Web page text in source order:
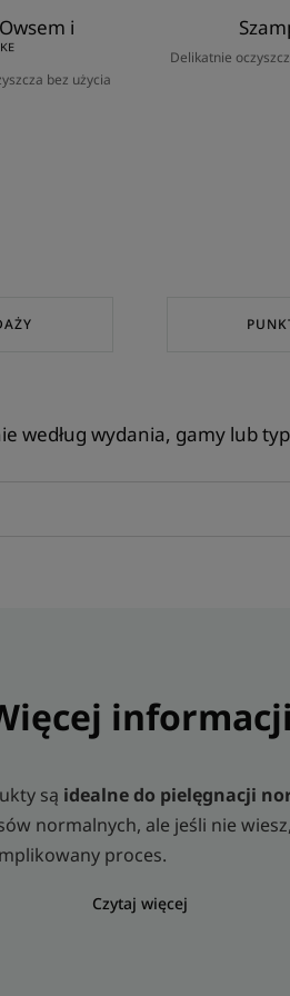
i
bez użycia
Delikatnie
według wydania, gamy lub
informacji
są idealne do pielęgnacji
normalnych, ale jeśli nie
proces.
Czytaj więcej